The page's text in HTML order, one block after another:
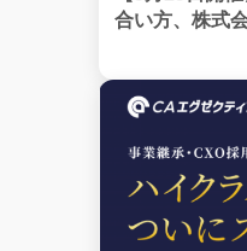
合い方、株式